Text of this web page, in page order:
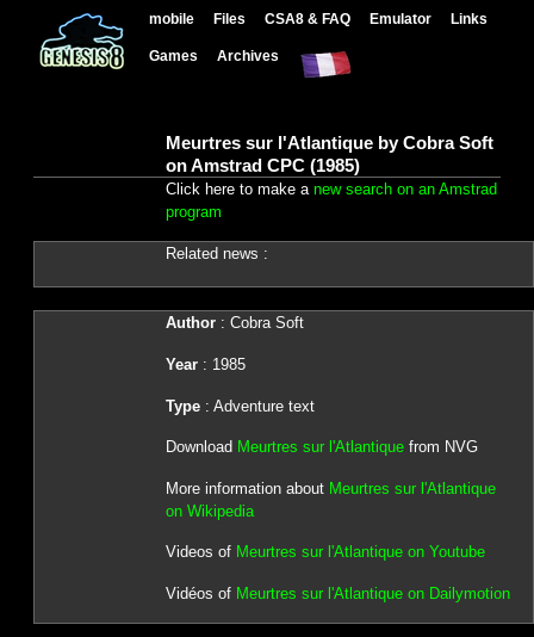
mobile Files CSA8 & FAQ Emulator Links
Games Archives
Meurtres sur l'Atlantique by Cobra Soft
on Amstrad CPC (1985)
Click here to make a new search on an Amstrad
program
Related news :
Author: Cobra Soft
Year: 1985
Type: Adventure text
Download Meurtres sur l'Atlantiquefrom NVG
More information about Meurtres sur l'Atlantique
on Wikipedia
Videos of Meurtres sur l'Atlantique on Youtube
Vidéos of Meurtres sur l'Atlantique on Dailymotion